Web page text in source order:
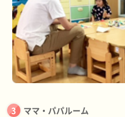
ママ・パパルーム